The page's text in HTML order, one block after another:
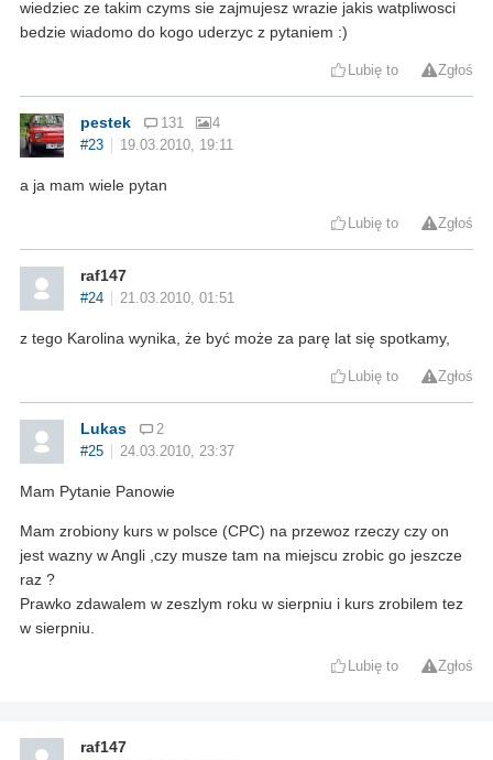
wiedziec ze takim czyms sie zajmujesz wrazie jakis watpliwosci
bedzie wiadomo do kogo uderzyc z pytaniem :)
Lubię to Zgłoś
pestek 131
4
#23
19.03.2010, 19:11
a ja mam wiele pytan
Lubię to Zgłoś
raf147
#24 21.03.2010, 01:51
z tego Karolina wynika, że być może za parę lat się spotkamy,
Lubię to Zgłoś
Lukas
2
#25
24.03.2010, 23:37
Mam Pytanie Panowie
Mam zrobiony kurs w polsce (CPC) na przewoz rzeczy czy on
jest wazny w Angli ,czy musze tam na miejscu zrobic go jeszcze
raz ?
Prawko zdawalem w zeszlym roku w sierpniu i kurs zrobilem tez
w sierpniu.
Lubię to Zgłoś
raf147